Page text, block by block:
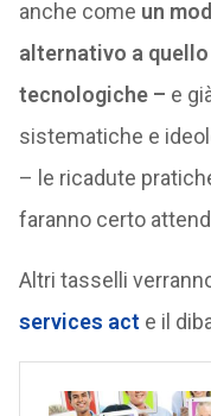
anche come un
alternativo a
tecnologiche – e
sistematiche e
– le ricadute
faranno certo
Altri tasselli
services act e il